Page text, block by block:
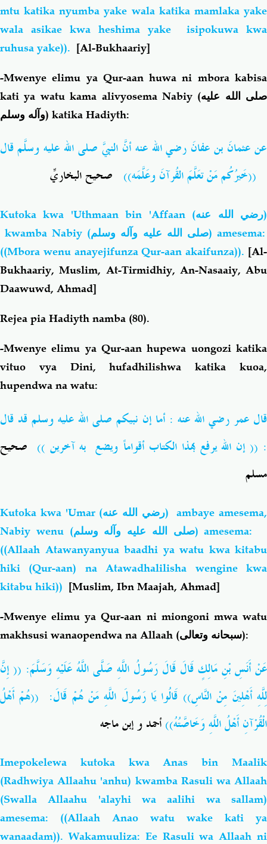
mtu katika nyumba yake wala katika mamlaka yake
wala asikae kwa heshima yake isipokuwa kwa
ruhusa yake)). [Al-Bukhaariy]
-Mwenye elimu ya Qur-aan huwa ni mbora kabisa
kati ya watu kama alivyosema Nabiy (صلى الله عليه
وآله وسلم) katika Hadiyth:
عنعثمانَ بنعفانَ رضي اللهعنه أنَّ النبيَّ صلىالله عليهوسلّم قالَ
((خَيرُكُممَنْ تعَلَّمَالقُرآنَوعَلَّمَه)) صحيحالبخاريِّ
Kutoka kwa 'Uthmaan bin 'Affaan
(رضي الله عنه)
kwamba Nabiy (صلى الله عليه وآله وسلم) amesema:
((Mbora wenu anayejifunza Qur-aan akaifunza)). [Al-
Bukhaariy, Muslim, At-Tirmidhiy, An-Nasaaiy, Abu
Daawuwd, Ahmad]
Rejea pia Hadiyth namba (80).
-Mwenye elimu ya Qur-aan hupewa uongozi katika
vituo vya Dini, hufadhilishwa katika kuoa,
hupendwa na watu:
قال عمر رضي الله عنه : أما إن نبيكم صلى الله عليهوسلم قد قال
: (( إن الله يرفع بهذا الكتاب أقواماً ويضع به آخرين )) صحيح
مسلم
Kutoka kwa 'Umar (رضي الله عنه)
ambaye amesema,
Nabiy wenu (صلى الله عليه وآله وسلم) amesema:
((Allaah Atawanyanyua baadhi ya watu kwa kitabu
hiki (Qur-aan) na Atawadhalilisha wengine kwa
kitabu hiki)) [Muslim, Ibn Maajah, Ahmad]
-Mwenye elimu ya Qur-aan ni miongoni mwa watu
makhsusi wanaopendwa na Allaah (سبحانه وتعالى):
عَنْ أَنَسِ بْنِ مَالِكٍ قَالَ قَالَ رَسُولُ اللَّهِ صَلَّى اللَّهُ عَلَيْهِ وَسَلَّمَ: (( إِنَّ
لِلَّهِ أَهْلِينَ مِنْ النَّاسِ)) قَالُوا يَا رَسُولَ اللَّهِ مَنْ هُمْ قَالَ: ((هُمْ أَهْلُ
الْقُرْآنِ أَهْلُ اللَّهِ وَخَاصَّتُهُ))أحمد و إبن ماجه
Imepokelewa kutoka kwa Anas bin Maalik
(Radhwiya Allaahu 'anhu) kwamba Rasuli wa Allaah
(Swalla Allaahu 'alayhi wa aalihi wa sallam)
amesema: ((Allaah Anao watu wake kati ya
wanaadam)). Wakamuuliza: Ee Rasuli wa Allaah ni